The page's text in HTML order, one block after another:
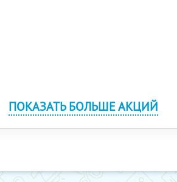
ПОКАЗАТЬ БОЛЬШЕ АКЦИЙ